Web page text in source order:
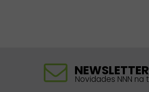
NEWSLETTER
Novidades NNN